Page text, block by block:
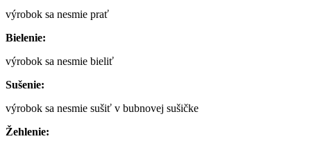
výrobok sa nesmie prať
Bielenie:
výrobok sa nesmie bieliť
Sušenie:
výrobok sa nesmie sušiť v bubnovej sušičke
Žehlenie: